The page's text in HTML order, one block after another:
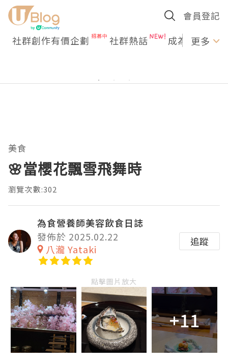
會員登記
社群創作有價企劃 社群熱話 成為U更多
美食
🌸當櫻花飄雪飛舞時
瀏覽次數:302
為食營養師美容飲食日誌
發佈於 2025.02.22
八瀧 Yataki
追蹤
點擊圖片放大
+11